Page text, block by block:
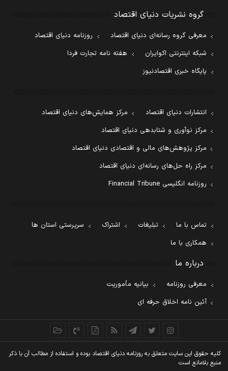
گروه نشریات دنیای اقتصاد
معرفی گروه رسانه‌ای دنیای اقتصاد
روزنامه دنیای اقتصاد
شبکه اینترنتی اکوایران
هفته نامه تجارت فردا
پایگاه خبری اقتصادنیوز
انتشارات دنیای اقتصاد
مرکز همایش‌های دنیای اقتصاد
مرکز نوآوری و شتابدهی دنیای اقتصاد
مرکز پژوهش‌های مالی و اقتصادی دنیای اقتصاد
مرکز راه حل‌های رسانه‌ای دنیای اقتصاد
روزنامه انگلیسی Financial Tribune
تماس با ما تبلیغات اشتراک
سرپرستی استان ها
همکاری با ما
درباره ما
معرفی روزنامه
بیانیه مأموریت
آئین نامه اخلاق حرفه ای
کليه حقوق اين سايت متعلق به روزنامه دنيای اقتصاد بوده و استفاده از مطالب آن با ذکر
منبع بلامانع است